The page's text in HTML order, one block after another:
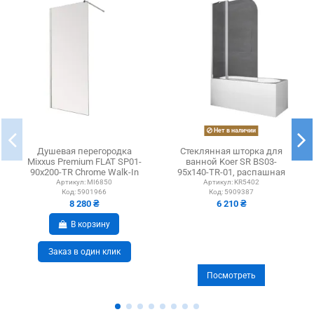
Душевая перегородка
Mixxus Premium FLAT SP01-
90x200-TR Chrome Walk-In
MI6850, 90x200 см
Артикул: MI6850
Код: 5901966
8 280 ₴
В корзину
Заказ в один клик
Нет в наличии
Стеклянная шторка для
ванной Koer SR BS03-
95x140-TR-01, распашная
Артикул: KR5402
Код: 5909387
6 210 ₴
Посмотреть